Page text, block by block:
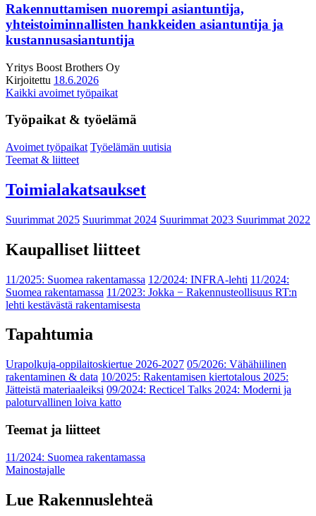
Rakennuttamisen nuorempi asiantuntija,
yhteistoiminnallisten hankkeiden asiantuntija ja
kustannusasiantuntija
Yritys Boost Brothers Oy
Kirjoitettu 18.6.2026
Kaikki avoimet työpaikat
Työpaikat & työelämä
Avoimet työpaikat Työelämän uutisia
Teemat & liitteet
Toimialakatsaukset
Suurimmat 2025 Suurimmat 2024 Suurimmat 2023 Suurimmat 2022
Kaupalliset liitteet
11/2025: Suomea rakentamassa 12/2024: INFRA-lehti 11/2024:
Suomea rakentamassa 11/2023: Jokka − Rakennusteollisuus RT:n
lehti kestävästä rakentamisesta
Tapahtumia
Urapolkuja-oppilaitoskiertue 2026-2027 05/2026: Vähähiilinen
rakentaminen & data 10/2025: Rakentamisen kiertotalous 2025:
Jätteistä materiaaleiksi 09/2024: Recticel Talks 2024: Moderni ja
paloturvallinen loiva katto
Teemat ja liitteet
11/2024: Suomea rakentamassa
Mainostajalle
Lue Rakennuslehteä